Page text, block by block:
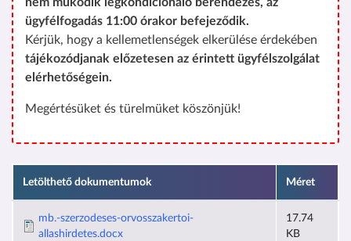
ügyfélfogadás 11:00 órakor befejeződik.
Kérjük, hogy a kellemetlenségek elkerülése érdekében
tájékozódjanak előzetesen az érintett ügyfélszolgálat
elérhetőségein.
Megértésüket és türelmüket köszönjük!
Letölthető dokumentumok Méret
mb.-szerzodeses-orvosszakertoi-
allashirdetes.docx
17.74
KB